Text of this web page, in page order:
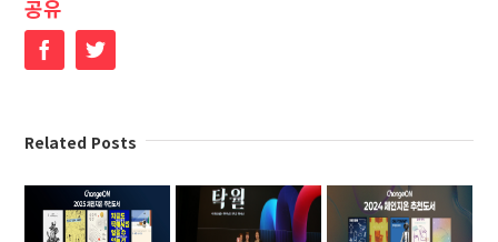
공유
FacebookTwitter
Related Posts